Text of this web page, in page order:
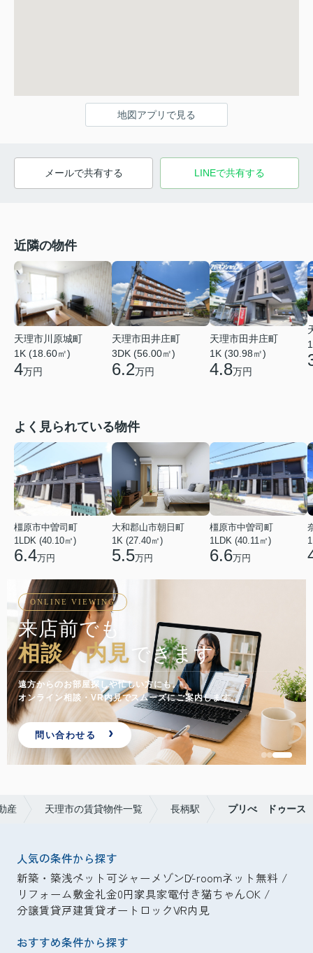
地図アプリで見る
メールで共有する LINEで共有する
近隣の物件
天理市川原城町
1K (18.60㎡)
4万円
天理市田井庄町
3DK (56.00㎡)
6.2万円
天理市田井庄町
1K (30.98㎡)
4.8万円
よく見られている物件
橿原市中曽司町
1LDK (40.10㎡)
6.4万円
大和郡山市朝日町
1K (27.40㎡)
5.5万円
橿原市中曽司町
1LDK (40.11㎡)
6.6万円
ONLINE VIEWING
来店前でも
相談・内見 できます
遠方からのお部屋探しや忙しい方にも。
オンライン相談・VR内見でスムーズにご案内します。
問い合わせる
産 天理市の賃貸物件一覧 長柄駅 プリべ ドゥース
人気の条件から探す
新築・築浅ペット可シャーメゾンD-roomネット無料
リフォーム敷金礼金0円家具家電付き猫ちゃんOK
分譲賃貸戸建賃貸オートロックVR内見
おすすめ条件から探す